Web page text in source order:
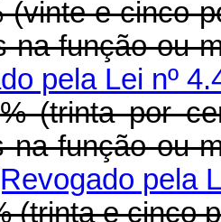
(vinte e cinco
na função ou
pela Lei nº
(trinta por
na função ou
pela
(trinta e cinco